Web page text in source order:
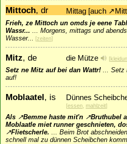
Mittoch, dr Mittag [auch ↗
Frieh, ze Mittoch un omds je eene
Wassr...
Morgens, mittags und
Wasser...
[zeiten]
Mitz, de die Mütze [
Setz ne Mitz auf bei dan Wattr!
Setz
auf!
Moblaatel, is Dünnes
[essen mahlzeit]
Als ↗Bemme haste mit'n ↗Bruthubel
Moblaatle miet runner geschnieten,
↗Flietscherle.
Beim Brot
schnell mal zu dünnen Scheibchen